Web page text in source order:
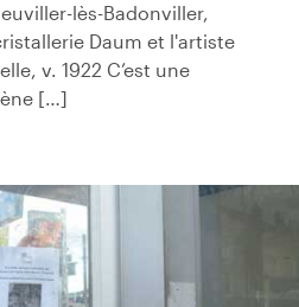
lès-Badonviller,
Daum et l'artiste
v. 1922 C’est une
[…]